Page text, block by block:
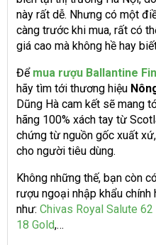
này rất dễ. Nhưng có một
càng trước khi mua, rất có
giá cao mà không hề hay
Để mua rượu Ballantine
hãy tìm tới thương hiệu
Dũng Hà cam kết sẽ mang
hãng 100% xách tay từ
chứng từ nguồn gốc xuất
cho người tiêu dùng.
Không những thế, bạn còn
rượu ngoại nhập khẩu
như: Chivas Royal Salute 62
18 Gold,…